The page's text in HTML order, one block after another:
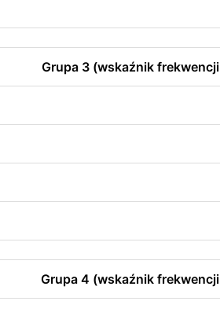
Grupa 3 (wskaźnik
Grupa 4 (wskaźnik